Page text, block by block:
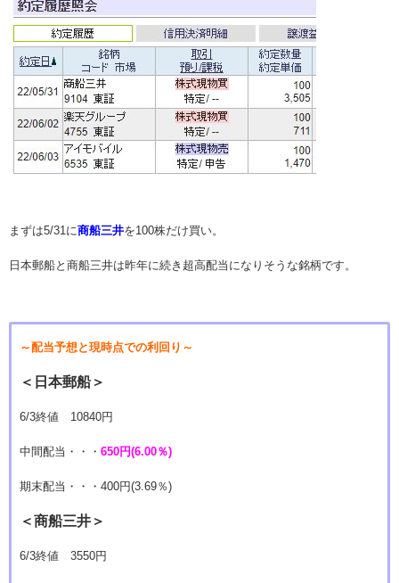
まずは5/31に商船三井を100株だけ買い。
日本郵船と商船三井は昨年に続き超高配当になりそうな銘柄です。
～配当予想と現時点での利回り～
＜日本郵船＞
6/3終値 10840円
中間配当・・・ 650円(6.00％)
期末配当・・・400円(3.69％)
＜商船三井＞
6/3終値 3550円